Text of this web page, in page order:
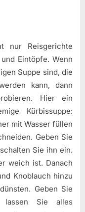
nur Reisgerichte
Eintöpfe. Wenn
Suppe sind, die
kann, dann
Hier ein
Kürbissuppe:
mit Wasser füllen
Geben Sie
Sie ihn ein.
weich ist. Danach
Knoblauch hinzu
Geben Sie
lassen Sie alles